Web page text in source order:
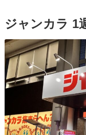
ジャンカラ 1